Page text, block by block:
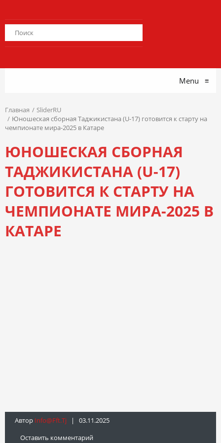
Menu ≡
Главная
SliderRU
Юношеская сборная Таджикистана (U-17) готовится к старту на
чемпионате мира-2025 в Катаре
ЮНОШЕСКАЯ СБОРНАЯ
ТАДЖИКИСТАНА (U-17)
ГОТОВИТСЯ К СТАРТУ НА
ЧЕМПИОНАТЕ МИРА-2025 В
КАТАРЕ
Автор Info@fft.tj | 03.11.2025
Оставить комментарий